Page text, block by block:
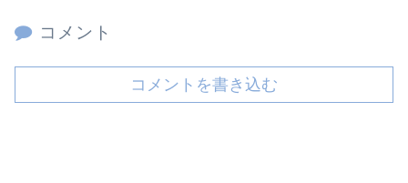
コメント
コメントを書き込む